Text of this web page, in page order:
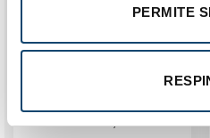
PERMITE
Loctite 55, 160 ml